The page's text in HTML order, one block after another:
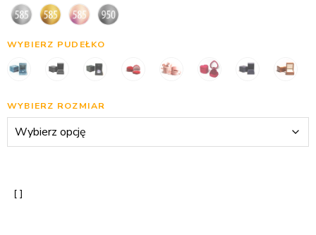
WYBIERZ PUDEŁKO
WYBIERZ ROZMIAR